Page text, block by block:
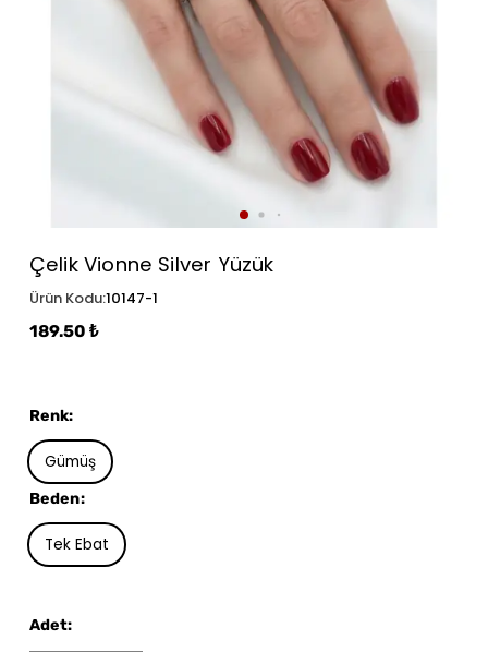
Çelik Vionne Silver Yüzük
Ürün Kodu:10147-1
189.50 ₺
Renk:
Gümüş
Beden:
Tek Ebat
Adet: